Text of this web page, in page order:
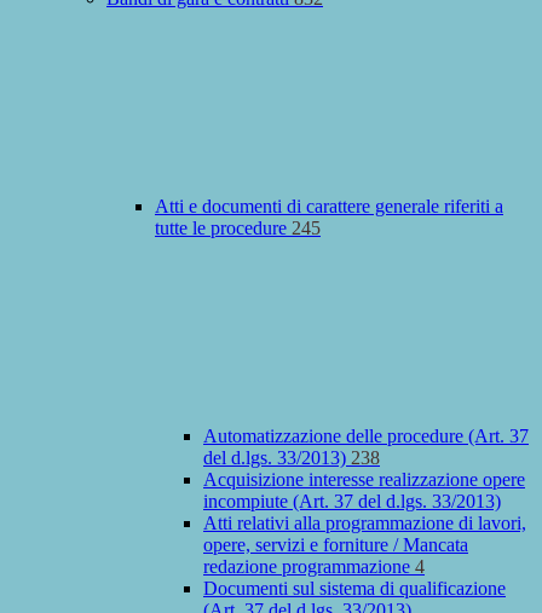
Atti e documenti di carattere generale riferiti a
tutte le procedure 245
Automatizzazione delle procedure (Art. 37
del d.lgs. 33/2013) 238
Acquisizione interesse realizzazione opere
incompiute (Art. 37 del d.lgs. 33/2013)
Atti relativi alla programmazione di lavori,
opere, servizi e forniture / Mancata
redazione programmazione 4
Documenti sul sistema di qualificazione